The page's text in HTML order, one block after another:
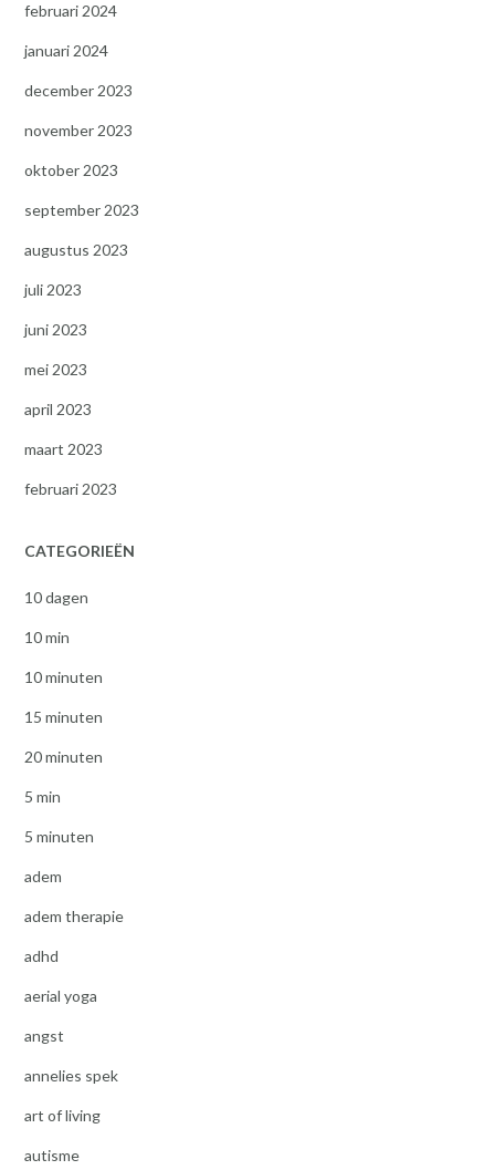
februari 2024
januari 2024
december 2023
november 2023
oktober 2023
september 2023
augustus 2023
juli 2023
juni 2023
mei 2023
april 2023
maart 2023
februari 2023
CATEGORIEËN
10 dagen
10 min
10 minuten
15 minuten
20 minuten
5 min
5 minuten
adem
adem therapie
adhd
aerial yoga
angst
annelies spek
art of living
autisme